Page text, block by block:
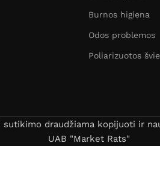
Burnos higiena
Odos problemos
Poliarizuotos
draudžiama kopijuoti ir
UAB "Market Rats"